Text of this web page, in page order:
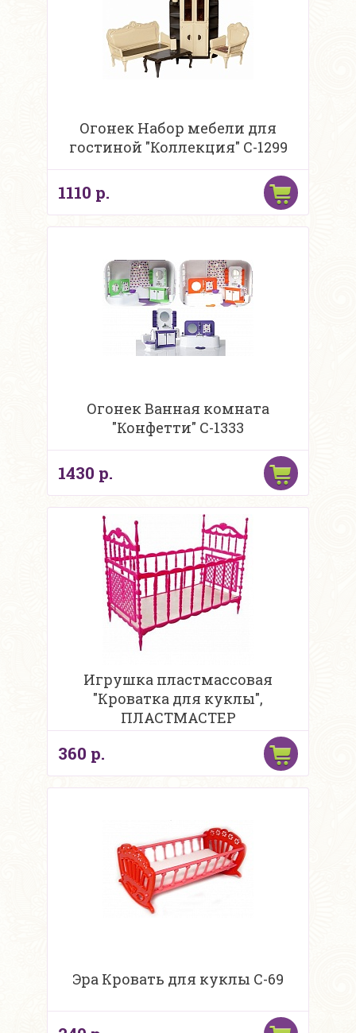
Огонек Набор мебели для
гостиной "Коллекция" С-1299
1110 р.
Огонек Ванная комната
"Конфетти" С-1333
1430 р.
Игрушка пластмассовая
"Кроватка для куклы",
ПЛАСТМАСТЕР
360 р.
Эра Кровать для куклы С-69